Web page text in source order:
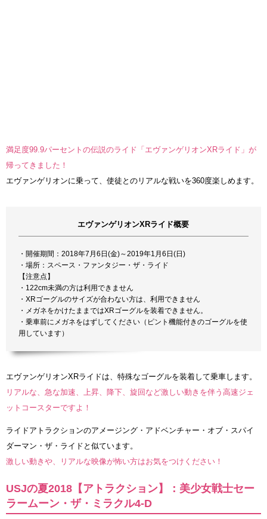
満足度99.9パーセントの伝説のライド「エヴァンゲリオンXRライド」が
帰ってきました！
エヴァンゲリオンに乗って、使徒とのリアルな戦いを360度楽しめます。
エヴァンゲリオンXRライド概要
・開催期間：2018年7月6日(金)～2019年1月6日(日)
・場所：スペース・ファンタジー・ザ・ライド
【注意点】
・122cm未満の方は利用できません
・XRゴーグルのサイズが合わない方は、利用できません
・メガネをかけたままではXRゴーグルを装着できません。
・乗車前にメガネをはずしてください（ピント機能付きのゴーグルを使
用しています）
エヴァンゲリオンXRライドは、特殊なゴーグルを装着して乗車します。
リアルな、急な加速、上昇、降下、旋回など激しい動きを伴う高速ジェ
ットコースターですよ！
ライドアトラクションのアメージング・アドベンチャー・オブ・スパイ
ダーマン・ザ・ライドと似ています。
激しい動きや、リアルな映像が怖い方はお気をつけください！
USJの夏2018【アトラクション】：美少女戦士セー
ラームーン・ザ・ミラクル4-D